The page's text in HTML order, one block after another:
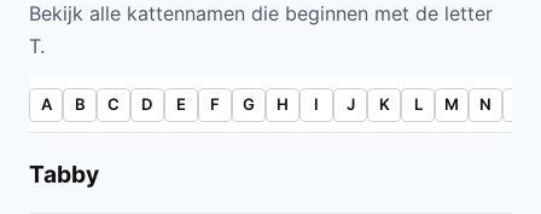
Bekijk alle kattennamen die beginnen met de letter
T.
A B C D E F G H I J K L M N
Tabby